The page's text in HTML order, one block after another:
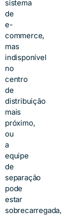
sistema
de
e-
commerce,
mas
indisponível
no
centro
de
distribuição
mais
próximo,
ou
a
equipe
de
separação
pode
estar
sobrecarregada,